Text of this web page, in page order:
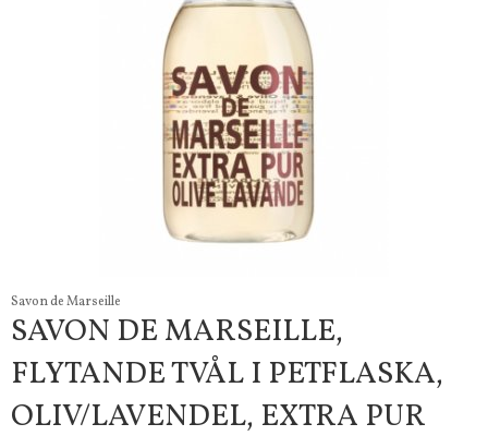
Savon de Marseille
SAVON DE MARSEILLE,
FLYTANDE TVÅL I PETFLASKA,
OLIV/LAVENDEL, EXTRA PUR